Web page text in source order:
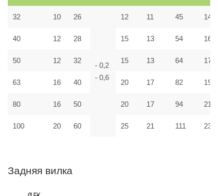
32 10 26
- 0,2
- 0,6
12 11 45 142
40 12 28 15 13 54 160
50 12 32 15 13 64 170
63 16 40 20 17 82 190
80 16 50 20 17 94 210
100 20 60 25 21 111 230
Задняя вилка